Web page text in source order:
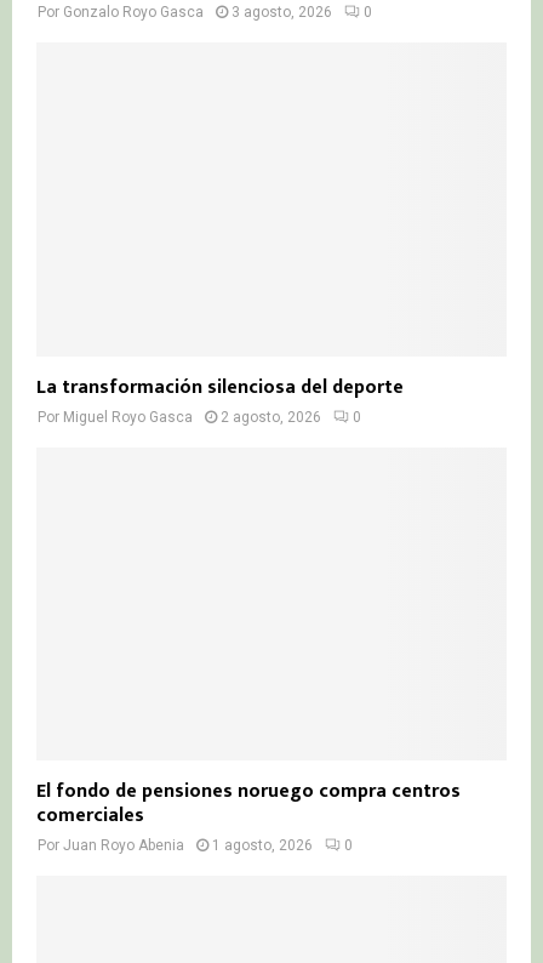
Por Gonzalo Royo Gasca 3 agosto, 2026 0
La transformación silenciosa del deporte
Por Miguel Royo Gasca 2 agosto, 2026 0
El fondo de pensiones noruego compra centros
comerciales
Por Juan Royo Abenia 1 agosto, 2026 0